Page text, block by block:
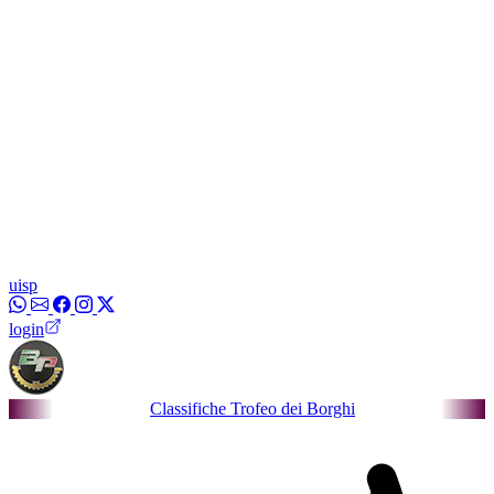
uisp
login
Classifiche Trofeo dei Borghi